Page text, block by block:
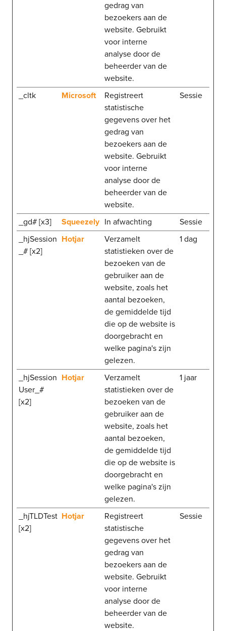
gedrag van
bezoekers aan de
website. Gebruikt
voor interne
analyse door de
beheerder van de
website.
_cltk Microsoft
Registreert
statistische
gegevens over het
gedrag van
bezoekers aan de
website. Gebruikt
voor interne
analyse door de
beheerder van de
website.
Sessie
_gd# [x3] Squeezely In afwachting
Sessie
_hjSession
_# [x2]
Hotjar
Verzamelt
statistieken over de
bezoeken van de
gebruiker aan de
website, zoals het
aantal bezoeken,
de gemiddelde tijd
die op de website is
doorgebracht en
welke pagina's zijn
gelezen.
1 dag
_hjSession
User_#
[x2]
Hotjar
Verzamelt
statistieken over de
bezoeken van de
gebruiker aan de
website, zoals het
aantal bezoeken,
de gemiddelde tijd
die op de website is
doorgebracht en
welke pagina's zijn
gelezen.
1 jaar
_hjTLDTest
[x2]
Hotjar
Registreert
statistische
gegevens over het
gedrag van
bezoekers aan de
website. Gebruikt
voor interne
analyse door de
beheerder van de
website.
Sessie